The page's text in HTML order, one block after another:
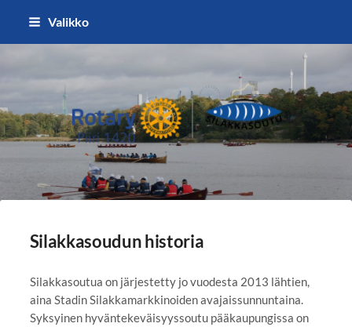
Siirry
Valikko
Silakkasoutu / Finlandia Hall
Silakkasoudun historia
Silakkasoutua on järjestetty jo vuodesta 2013 lähtien,
aina Stadin Silakkamarkkinoiden avajaissunnuntaina.
Syksyinen hyväntekeväisyyssoutu pääkaupungissa on